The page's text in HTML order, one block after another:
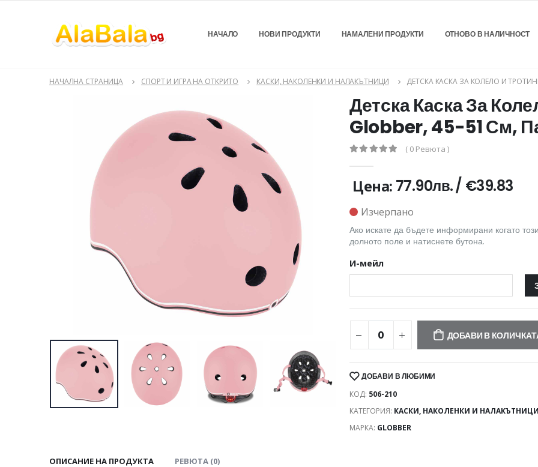
НАЧАЛО НОВИ ПРОДУКТИ НАМАЛЕНИ ПРОДУКТИ ОТНОВО В НАЛИЧНОСТ
НАЧАЛНА СТРАНИЦА СПОРТ И ИГРА НА ОТКРИТО КАСКИ, НАКОЛЕНКИ И НАЛАКЪТНИЦИ ДЕТСКА КАСКА ЗА КОЛЕЛО И
Детска Каска За
Globber, 45-51 См,
( 0 Ревюта )
Цена: 77.90лв./ €39.83
Изчерпано
Ако искате да бъдете информирани когато
долното поле и натиснете бутона.
И-мейл
ДОБАВИ В
ДОБАВИ В ЛЮБИМИ
КОД: 506-210
КАТЕГОРИЯ: КАСКИ, НАКОЛЕНКИ И
МАРКА: GLOBBER
ОПИСАНИЕ НА ПРОДУКТА РЕВЮТА (0)